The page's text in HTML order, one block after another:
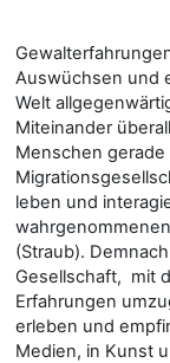
Auswüchsen und
Welt
Miteinander
Menschen
leben und
(Straub).
Gesellschaft, mit
Erfahrungen
erleben und
Medien, in Kunst